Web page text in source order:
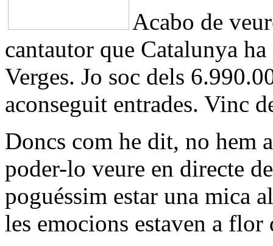
Acabo de
cantautor que Catalunya
Verges. Jo soc dels
aconseguit entrades. Vinc
Doncs com he dit, no hem
poder-lo veure en directe
poguéssim estar una mica
les emocions estaven a flor